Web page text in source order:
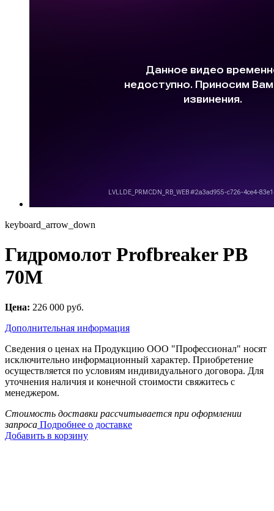
keyboard_arrow_down
Гидромолот Profbreaker PB
70M
Цена: 226 000 руб.
Дополнительная информация
Сведения о ценах на Продукцию ООО "Профессионал" носят
исключительно информационный характер. Приобретение
осуществляется по условиям индивидуального договора. Для
уточнения наличия и конечной стоимости свяжитесь с
менеджером.
Стоимость доставки рассчитывается при оформлении
запроса Подробнее о доставке
Добавить в корзину